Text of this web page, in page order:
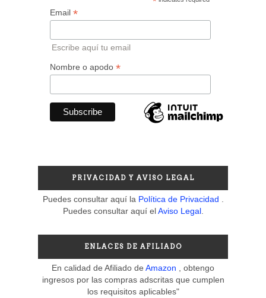
Email *
Escribe aquí tu email
Nombre o apodo *
PRIVACIDAD Y AVISO LEGAL
Puedes consultar aquí la Política de Privacidad
Puedes consultar aquí elAviso Legal.
ENLACES DE AFILIADO
En calidad de Afiliado de Amazon
, obtengo
ingresos por las compras adscritas que cumplen
los requisitos aplicables"